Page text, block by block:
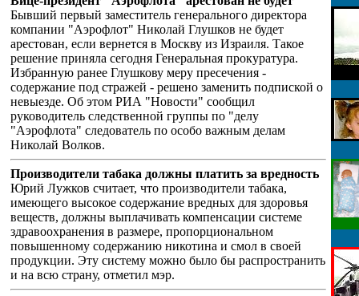
Бывший первый заместитель генерального директора
компании "Аэрофлот" Николай Глушков не будет
арестован, если вернется в Москву из Израиля. Такое
решение приняла сегодня Генеральная прокуратура.
Избранную ранее Глушкову меру пресечения -
содержание под стражей - решено заменить подпиской о
невыезде. Об этом РИА "Новости" сообщил
руководитель следственной группы по "делу
"Аэрофлота" следователь по особо важным делам
Николай Волков.
Производители табака должны платить за вредность
Юрий Лужков считает, что производители табака,
имеющего высокое содержание вредных для здоровья
веществ, должны выплачивать компенсации системе
здравоохранения в размере, пропорциональном
повышенному содержанию никотина и смол в своей
продукции. Эту систему можно было бы распространить
и на всю страну, отметил мэр.